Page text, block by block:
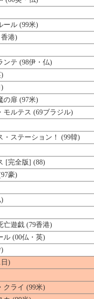
ール (99米)
港)
ンテ (98伊・仏)
扉 (97米)
モルテス (69ブラジル)
・ステーション！ (99韓)
[完全版] (88)
豪)
遊戯 (79香港)
ル (00仏・英)
)
クライ (99米)